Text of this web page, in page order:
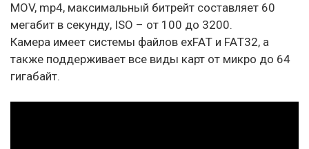
МОV, mp4, максимальный битрейт составляет 60
мегабит в секунду, ISO – от 100 до 3200.
Камера имеет системы файлов ехFAТ и FAТ32, а
также поддерживает все виды карт от микро до 64
гигабайт.